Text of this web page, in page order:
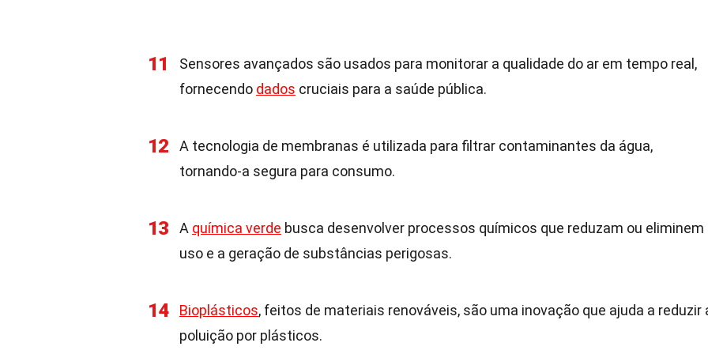
11
Sensores avançados são usados para monitorar a qualidade do ar em tempo real,
fornecendo dados cruciais para a saúde pública.
12
A tecnologia de membranas é utilizada para filtrar contaminantes da água,
tornando-a segura para consumo.
13 A química verde busca desenvolver processos químicos que reduzam ou eliminem
uso e a geração de substâncias perigosas.
14 Bioplásticos, feitos de materiais renováveis, são uma inovação que ajuda a reduzir
poluição por plásticos.